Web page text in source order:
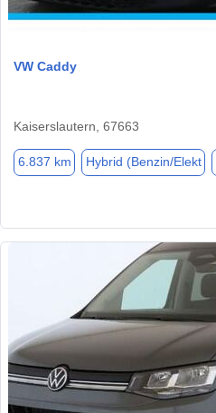
VW Caddy
Kaiserslautern, 67663
6.837 km Hybrid (Benzin/Elekt